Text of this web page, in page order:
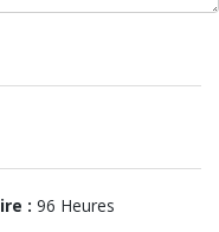
: 96 Heures